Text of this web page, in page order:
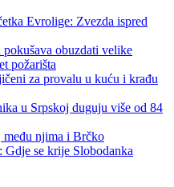
Evrolige: Zvezda ispred
obuzdati velike
požarišta
za provalu u kuću i krađu
u Srpskoj duguju više od 84
među njima i Brčko
se krije Slobodanka